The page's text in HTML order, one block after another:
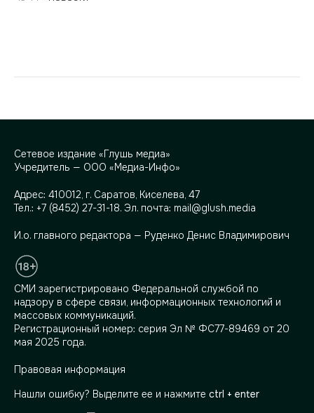
Сетевое издание «Глушь медиа»
Учредитель — ООО «Медиа-Инфо»
Адрес: 410012, г. Саратов, Киселева, 47
Тел.: +7 (8452) 27-31-18. Эл. почта: mail@glush.media
И.о. главного редактора — Руденко Денис Владимирович
СМИ зарегистрировано Федеральной службой по
надзору в сфере связи, информационных технологий и
массовых коммуникаций.
Регистрационный номер: серия Эл № ФС77-89469 от 20
мая 2025 года.
Правовая информация
Нашли ошибку? Выделите ее и нажмите ctrl + enter